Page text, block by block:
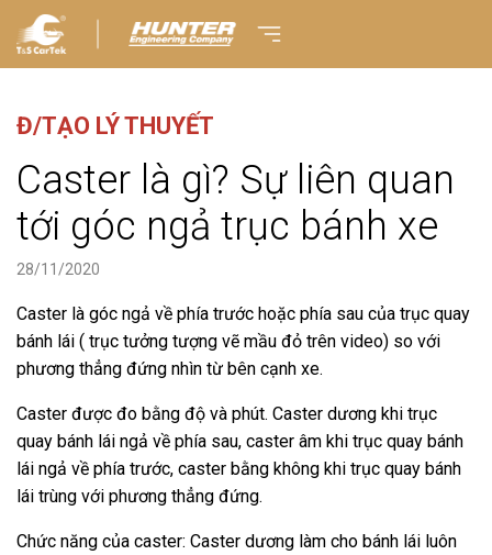
Đ/TẠO LÝ THUYẾT
Caster là gì? Sự liên quan
tới góc ngả trục bánh xe
28/11/2020
Caster là góc ngả về phía trước hoặc phía sau của trục quay
bánh lái ( trục tưởng tượng vẽ mầu đỏ trên video) so với
phương thẳng đứng nhìn từ bên cạnh xe.
Caster được đo bằng độ và phút. Caster dương khi trục
quay bánh lái ngả về phía sau, caster âm khi trục quay bánh
lái ngả về phía trước, caster bằng không khi trục quay bánh
lái trùng với phương thẳng đứng.
Chức năng của caster: Caster dương làm cho bánh lái luôn